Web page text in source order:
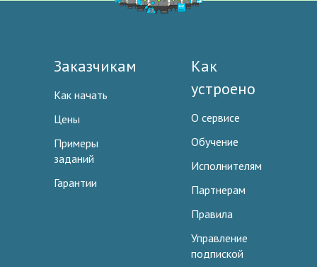
Заказчикам
Как начать
Цены
Примеры
заданий
Гарантии
Как
устроено
О сервисе
Обучение
Исполнителям
Партнерам
Правила
Управление
подпиской